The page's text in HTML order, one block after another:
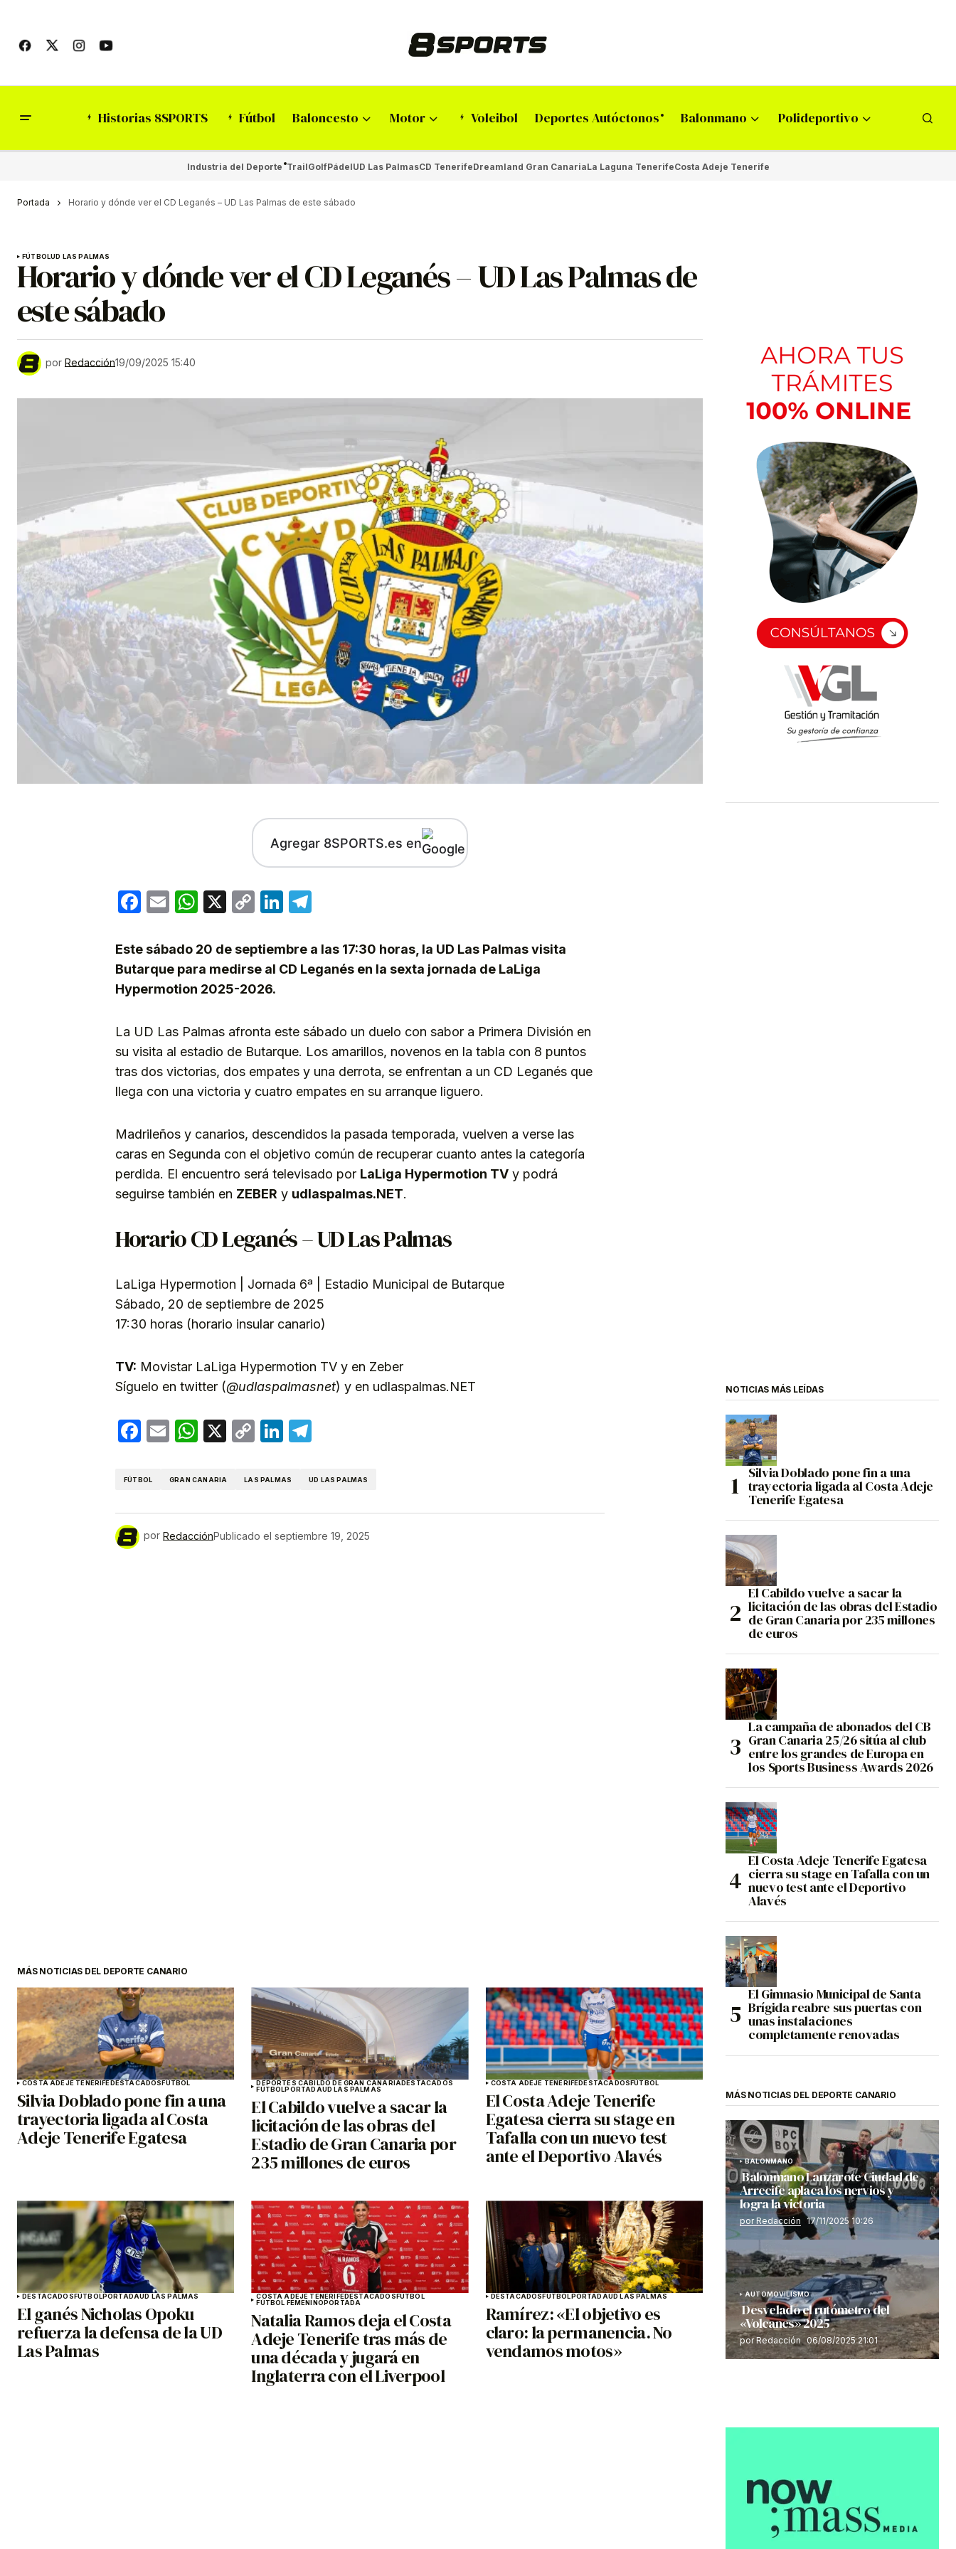
Historias 8SPORTS Fútbol Baloncesto Motor Voleibol Deportes Autóctonos Balonmano Polideportivo
Industria del Deporte TrailGolfPádelUD Las PalmasCD TenerifeDreamland Gran CanariaLa Laguna TenerifeCosta Adeje Tenerife
Portada Horario y dónde ver el CD Leganés – UD Las Palmas de este sábado
FÚTBOLUD LAS PALMAS
Horario y dónde ver el CD Leganés – UD Las Palmas de
este sábado
por Redacción19/09/2025 15:40
Agregar 8SPORTS.es en
Facebook
EmailWhatsApp
X
CopyLinkedIn
Este sábado 20 de septiembre a las 17:30 horas, la UD Las Palmas visita
Butarque para medirse al CD Leganés en la sexta jornada de LaLiga
Hypermotion 2025-2026.
La UD Las Palmas afronta este sábado un duelo con sabor a Primera División en
su visita al estadio de Butarque. Los amarillos, novenos en la tabla con 8 puntos
tras dos victorias, dos empates y una derrota, se enfrentan a un CD Leganés que
llega con una victoria y cuatro empates en su arranque liguero.
Madrileños y canarios, descendidos la pasada temporada, vuelven a verse las
caras en Segunda con el objetivo común de recuperar cuanto antes la categoría
perdida. El encuentro será televisado por LaLiga Hypermotion TV y podrá
seguirse también en ZEBER y udlaspalmas.NET.
Horario CD Leganés – UD Las Palmas
LaLiga Hypermotion | Jornada 6ª | Estadio Municipal de Butarque
Sábado, 20 de septiembre de 2025
17:30 horas (horario insular canario)
TV: Movistar LaLiga Hypermotion TV y en Zeber
Síguelo en twitter (@udlaspalmasnet) y en udlaspalmas.NET
Facebook
EmailWhatsApp
X
CopyLinkedIn
FÚTBOL GRAN CANARIA LAS PALMAS UD LAS PALMAS
por RedacciónPublicado el septiembre 19, 2025
MÁS NOTICIAS DEL DEPORTE CANARIO
COSTA ADEJE TENERIFE DESTACADOS FÚTBOL
Silvia Doblado pone fin a una
trayectoria ligada al Costa
Adeje Tenerife Egatesa
DEPORTES CABILDO DE GRAN CANARIADESTACADOS
FÚTBOLPORTADAUD LAS PALMAS
El Cabildo vuelve a sacar la
licitación de las obras del
Estadio de Gran Canaria por
235 millones de euros
COSTA ADEJE TENERIFEDESTACADOS FÚTBOL
El Costa Adeje Tenerife
Egatesa cierra su stage en
Tafalla con un nuevo test
ante el Deportivo Alavés
DESTACADOS FÚTBOLPORTADAUD LAS PALMAS
El ganés Nicholas Opoku
refuerza la defensa de la UD
Las Palmas
COSTA ADEJE TENERIFEDESTACADOS FÚTBOL
FÚTBOL FEMENINO PORTADA
Natalia Ramos deja el Costa
Adeje Tenerife tras más de
una década y jugará en
Inglaterra con el Liverpool
DESTACADOS FÚTBOL PORTADAUD LAS PALMAS
Ramírez: «El objetivo es
claro: la permanencia. No
vendamos motos»
NOTICIAS MÁS LEÍDAS
Silvia Doblado pone fin a una
trayectoria ligada al Costa Adeje
Tenerife Egatesa
El Cabildo vuelve a sacar la
licitación de las obras del Estadio
de Gran Canaria por 235 millones
de euros
La campaña de abonados del CB
Gran Canaria 25/26 sitúa al club
entre los grandes de Europa en
los Sports Business Awards 2026
El Costa Adeje Tenerife Egatesa
cierra su stage en Tafalla con un
nuevo test ante el Deportivo
Alavés
El Gimnasio Municipal de Santa
Brígida reabre sus puertas con
unas instalaciones
completamente renovadas
MÁS NOTICIAS DEL DEPORTE CANARIO
BALONMANO
Balonmano Lanzarote Ciudad de
Arrecife aplaca los nervios y
logra la victoria
por Redacción 17/11/2025 10:26
AUTOMOVILISMO
Desvelado el rutómetro del
«Volcanes» 2025
por Redacción 06/08/2025 21:01